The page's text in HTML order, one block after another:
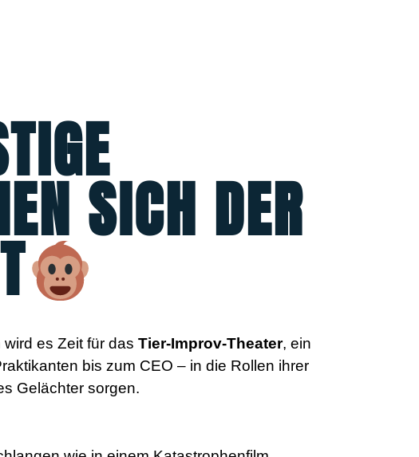
SICH DER
es Zeit für das Tier-Improv-Theater, ein
bis zum CEO – in die Rollen ihrer
Gelächter sorgen.